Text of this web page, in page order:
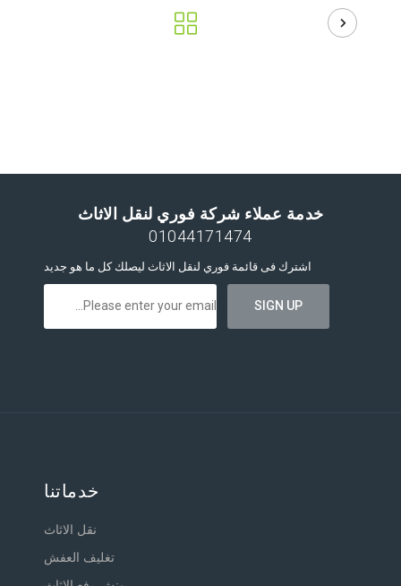
خدمة عملاء شركة فوري لنقل الاثاث
01044171474
اشترك فى قائمة فوري لنقل الاثاث ليصلك كل ما هو جديد
خدماتنا
نقل الاثاث
تغليف العفش